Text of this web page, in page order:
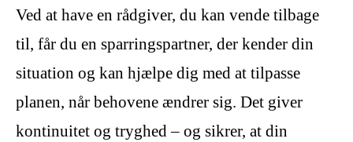
Ved at have en rådgiver, du kan vende tilbage
til, får du en sparringspartner, der kender din
situation og kan hjælpe dig med at tilpasse
planen, når behovene ændrer sig. Det giver
kontinuitet og tryghed – og sikrer, at din